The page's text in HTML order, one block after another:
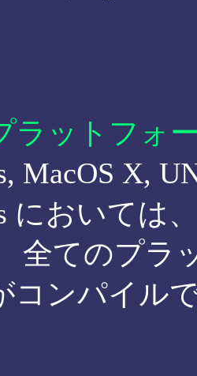
ラットフォ
MacOS X,
においては
全てのプラ
コンパイル